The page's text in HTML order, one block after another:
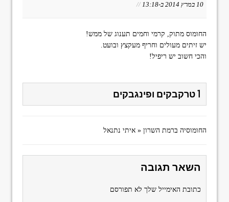
10 במרץ 2014 ב-13:18 //
החומוס מתוק, קרמי וחמים תענוג של ממש!
יש זיתים מעולים וחריף מעקצץ ובועט.
והכי חשוב יש ריפיל!
1 טרקבקים ופינגבקים
החומוסיה ברמת השרון « איתי נתנאל
השאר תגובה
כתובת האימייל שלך לא תפורסם